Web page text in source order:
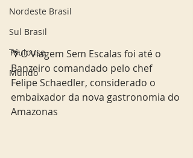
Nordeste Brasil
Sul Brasil
Toulouse
Mundo
🌴O Viagem Sem Escalas foi até o
Banzeiro comandado pelo chef
Felipe Schaedler, considerado o
embaixador da nova gastronomia do
Amazonas